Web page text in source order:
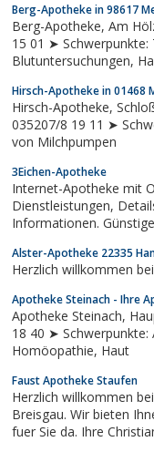
geprüft. Ab 35€
Berg-Apotheke in 98617
Berg-Apotheke, Am Hölzlein 4, 98617 Meiningen, Tel: 03693/88
15 01 ➤ Schwerpunkte: Tests,
Hirsch-Apotheke in 01468
Hirsch-Apotheke, Schloßallee 20, 01468 Moritzburg, Tel:
035207/8 19 11 ➤ Schwerpunkte:
von Milchpumpen
3Eichen-Apotheke
Internet-Apotheke mit
Dienstleistungen, Details zur Bestellung sowie Arzneimittel-
Informationen. Günstige
Alster-Apotheke 22335
Herzlich willkommen
Apotheke Steinach - Ihre
Apotheke Steinach, Hauptstr. 29, 77790 Steinach, Tel: 07832/9
18 40 ➤ Schwerpunkte:
Homöopathie, Haut
Faust Apotheke Staufen
Herzlich willkommen
Breisgau. Wir bieten
fuer Sie da. Ihre